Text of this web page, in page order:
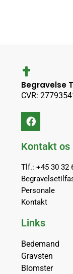
Begravelse
CVR:
Kontakt os
Tlf.: +45 30 32
Personale
Kontakt
Links
Bedemand
Gravsten
Blomster